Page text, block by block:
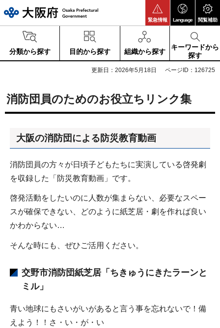
緊急情報 Language 閲覧補助
分類から探す 目的から探す 組織から探す
キーワードから
探す
更新日：2026年5月18日 ページID：126725
消防団員のためのお役立ちリンク集
大阪の消防団による防災教育動画
消防団員の方々が日頃子どもたちに実演している啓発劇
を収録した「防災教育動画」です。
啓発活動をしたいのに人数が集まらない、必要なスペー
スが確保できない、どのように紙芝居・劇を作れば良い
かわからない…
そんな時にも、ぜひご活用ください。
交野市消防団紙芝居 「ちきゅうにきたラーンと
ミル」
青い地球にもさいがいがあると言う事を忘れないで！備
えよう！！さ・い・が・い